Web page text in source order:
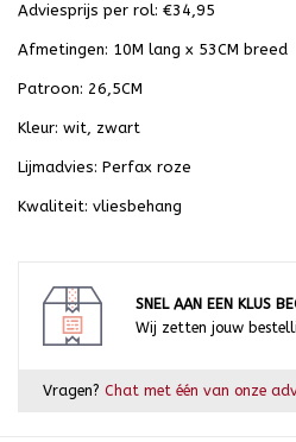
Adviesprijs per rol: €34,95
Afmetingen: 10M lang x 53CM breed
Patroon: 26,5CM
Kleur: wit, zwart
Lijmadvies: Perfax roze
Kwaliteit: vliesbehang
SNEL AAN EEN KLUS
Wij zetten jouw
Vragen? Chat met één van onze